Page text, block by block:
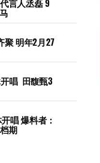
言人丞磊 9
聚 明年2月27
开唱 田馥甄3
唱 爆料者：
期